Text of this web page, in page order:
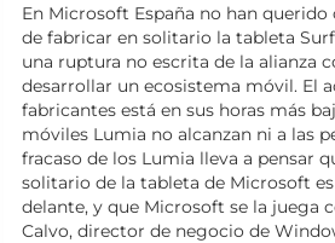
En Microsoft España no han
de fabricar en solitario la tableta
una ruptura no escrita de la alianza
desarrollar un ecosistema móvil. El
fabricantes está en sus horas más
móviles Lumia no alcanzan ni a las
fracaso de los Lumia lleva a pensar
solitario de la tableta de Microsoft
delante, y que Microsoft se la juega
Calvo, director de negocio de